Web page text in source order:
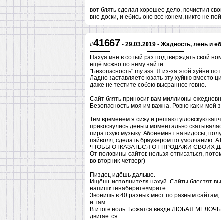
вот блять сделал хорошее дело, почистил
вне доски, и ебись оно все конем, никто не
#41667 - 29.03.2019 - Жадность, лень и
Нахуя мне в сотый раз подтверждать свой
ещё можно по нему найти.
"Безопасность" my ass. Я из-за этой хуйни
Ладно заставляете юзать эту хуйню вместо
даже не тестите собою высранное говно.
Сайт блять приносит вам миллионы
Безопасность моя им важна. Ровно как и мой
Тем временем я сижу и решаю гугловскую
прикоснулись деньги моментально
пиратскую музыку. Абонемент на видосы,
пэйволл, сделать браузером по
ЧТОБЫ ОТКАЗАТЬСЯ ОТ ПРОДАЖИ СВОИХ
От половины сайтов нельзя отписаться,
во вторник-четверг)
Пиздец идёшь дальше.
Ищёшь исполнителя нахуй. Сайты блестят
напишитенаберитеумрите.
Звонишь в 40 разных мест по разным
и там.
В итоге ноль. Божатся везде ЛЮБАЯ МЕЛОЧЬ.
двигается.